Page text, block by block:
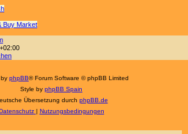
Buy Market
phpBB® Forum Software © phpBB Limited
Style by phpBB Spain
Übersetzung durch phpBB.de
| Nutzungsbedingungen